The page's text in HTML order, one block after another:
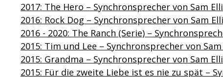
2017: The Hero – Synchronsprecher von Sam
2016: Rock Dog – Synchronsprecher von Sam
2016 - 2020: The Ranch (Serie) –
2015: Tim und Lee – Synchronsprecher von
2015: Grandma – Synchronsprecher von Sam
2015: Für die zweite Liebe ist es nie zu spät –